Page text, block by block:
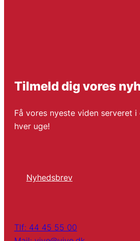
Tilmeld dig vores
Få vores nyeste viden serveret
hver uge!
Nyhedsbrev
Tlf: 44 45 55 00